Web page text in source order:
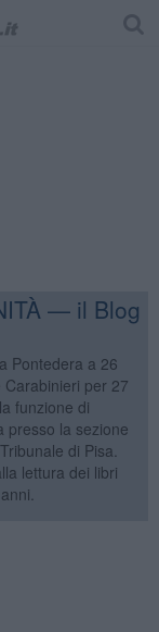
— il Blog
Pontedera a 26
per 27
funzione di
presso la sezione
di Pisa.
lettura dei libri